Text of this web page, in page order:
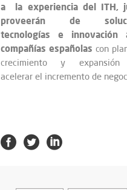
a la experiencia del ITH,
proveerán de
tecnologías e innovación
compañías españolas con
crecimiento y expansión
acelerar el incremento de